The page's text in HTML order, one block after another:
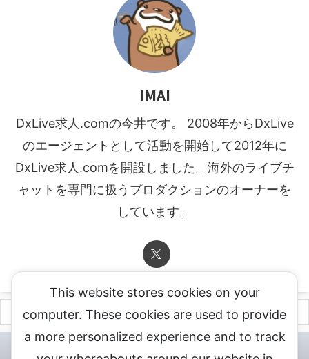
IMAI
DxLive求人.comの今井です。 2008年からDxLive
のエージェントとして活動を開始して2012年に
DxLive求人.comを開設しました。海外のライブチ
ャットを専門に扱うプロダクションのオーナーを
しています。
チャットレディ登録申込 DXLIVE求人.comへお問合せ DXLIVE 退
This website stores cookies on your
computer. These cookies are used to provide
a more personalized experience and to track